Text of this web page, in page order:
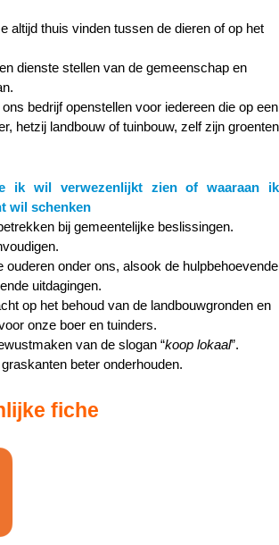
altijd thuis vinden tussen de dieren of op het
dienste stellen van de gemeenschap en
bedrijf openstellen voor iedereen die op een
hetzij landbouw of tuinbouw, zelf zijn groenten
ik wil verwezenlijkt zien of waaraan ik
wil schenken
bij gemeentelijke beslissingen.
ouderen onder ons, alsook de hulpbehoevende
uitdagingen.
op het behoud van de landbouwgronden en
onze boer en tuinders.
van de slogan “koop lokaal”.
beter onderhouden.
fiche